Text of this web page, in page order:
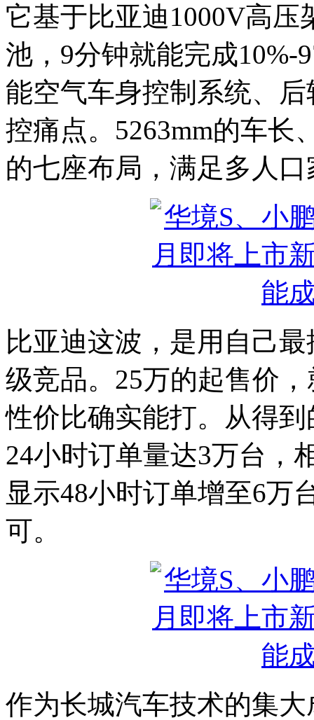
它基于比亚迪1000V高
池，9分钟就能完成10%-
能空气车身控制系统、
控痛点。5263mm的车长
的七座布局，满足多人
比亚迪这波，是用自己
级竞品。25万的起售价
性价比确实能打。从得
24小时订单量达3万台，
显示48小时订单增至6万
可。
作为长城汽车技术的集